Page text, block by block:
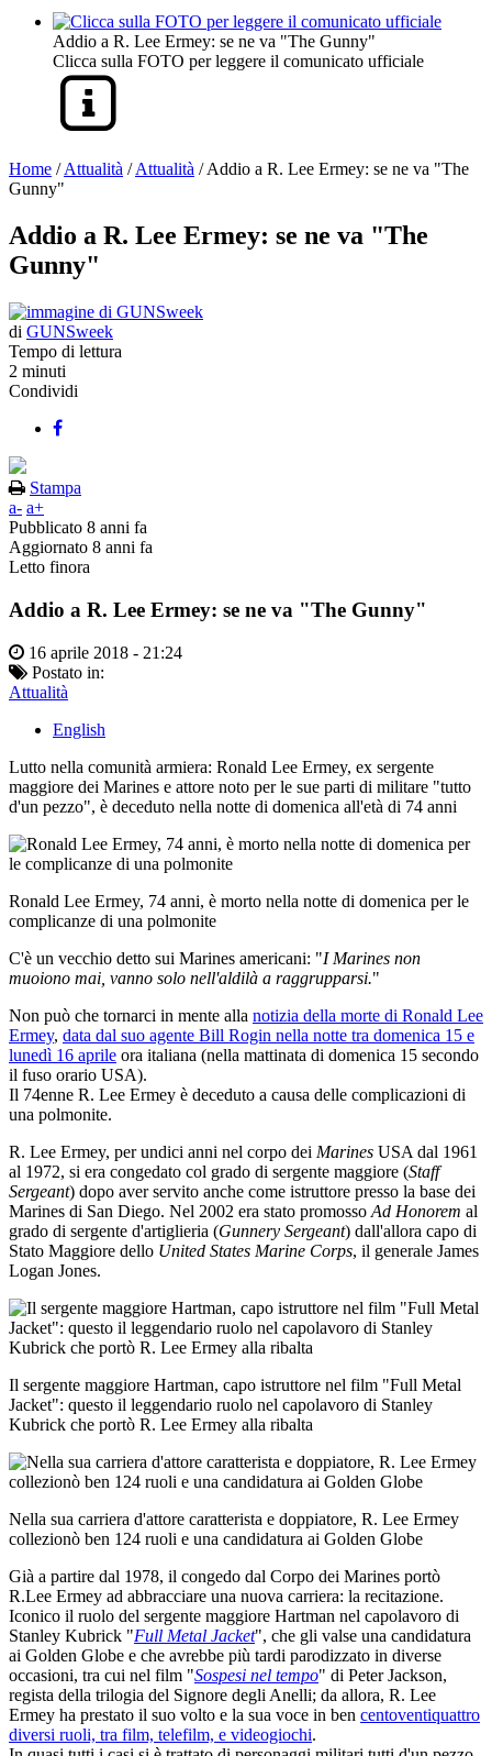
Addio a R. Lee Ermey: se ne va "The Gunny"
Clicca sulla FOTO per leggere il comunicato ufficiale
Home /Attualità /Attualità /Addio a R. Lee Ermey: se ne va "The
Gunny"
Addio a R. Lee Ermey: se ne va "The
Gunny"
di GUNSweek
Tempo di lettura
2 minuti
Condividi
Stampa
a- a+
Pubblicato 8 anni fa
Aggiornato 8 anni fa
Letto finora
Addio a R. Lee Ermey: se ne va "The Gunny"
16 aprile 2018 - 21:24
Postato in:
Attualità
English
Lutto nella comunità armiera: Ronald Lee Ermey, ex sergente
maggiore dei Marines e attore noto per le sue parti di militare "tutto
d'un pezzo", è deceduto nella notte di domenica all'età di 74 anni
Ronald Lee Ermey, 74 anni, è morto nella notte di domenica per le
complicanze di una polmonite
C'è un vecchio detto sui Marines americani: "I Marines non
muoiono mai, vanno solo nell'aldilà a raggrupparsi."
Non può che tornarci in mente alla notizia della morte di Ronald Lee
Ermey, data dal suo agente Bill Rogin nella notte tra domenica 15 e
lunedì 16 aprile ora italiana (nella mattinata di domenica 15 secondo
il fuso orario USA).
Il 74enne R. Lee Ermey è deceduto a causa delle complicazioni di
una polmonite.
R. Lee Ermey, per undici anni nel corpo dei Marines USA dal 1961
al 1972, si era congedato col grado di sergente maggiore (Staff
Sergeant) dopo aver servito anche come istruttore presso la base dei
Marines di San Diego. Nel 2002 era stato promosso Ad Honorem al
grado di sergente d'artiglieria (Gunnery Sergeant) dall'allora capo di
Stato Maggiore dello United States Marine Corps, il generale James
Logan Jones.
Il sergente maggiore Hartman, capo istruttore nel film "Full Metal
Jacket": questo il leggendario ruolo nel capolavoro di Stanley
Kubrick che portò R. Lee Ermey alla ribalta
Nella sua carriera d'attore caratterista e doppiatore, R. Lee Ermey
collezionò ben 124 ruoli e una candidatura ai Golden Globe
Già a partire dal 1978, il congedo dal Corpo dei Marines portò
R.Lee Ermey ad abbracciare una nuova carriera: la recitazione.
Iconico il ruolo del sergente maggiore Hartman nel capolavoro di
Stanley Kubrick "Full Metal Jacket", che gli valse una candidatura
ai Golden Globe e che avrebbe più tardi parodizzato in diverse
occasioni, tra cui nel film "Sospesi nel tempo" di Peter Jackson,
regista della trilogia del Signore degli Anelli; da allora, R. Lee
Ermey ha prestato il suo volto e la sua voce in ben centoventiquattro
diversi ruoli, tra film, telefilm, e videogiochi.